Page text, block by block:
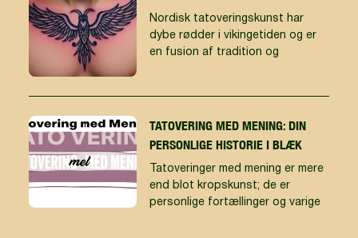
Nordisk tatoveringskunst har
dybe rødder i vikingetiden og er
en fusion af tradition og
TATOVERING MED MENING: DIN
PERSONLIGE HISTORIE I BLÆK
Tatoveringer med mening er mere
end blot kropskunst; de er
personlige fortællinger og varige